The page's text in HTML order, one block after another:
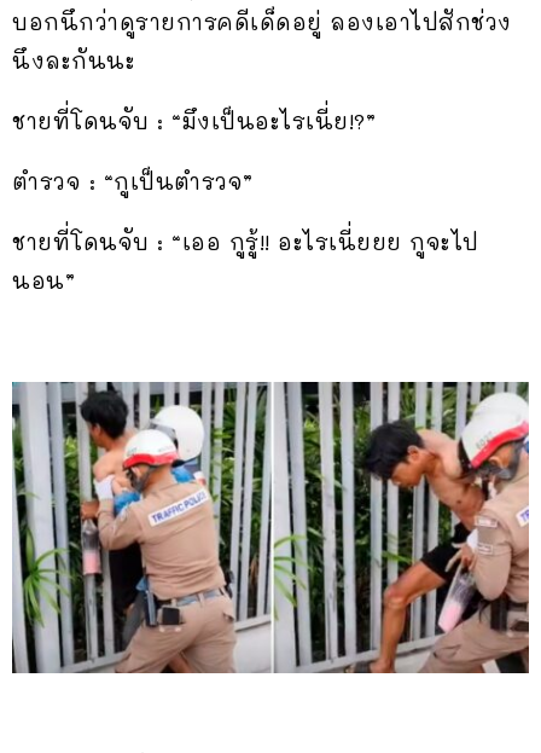
บอกนึกว่าดูรายการคดีเด็ดอยู่ ลองเอาไปสักช่วง
นึงละกันนะ
ชายที่โดนจับ : “มึงเป็นอะไรเนี่ย!?”
ตำรวจ : “กูเป็นตำรวจ”
ชายที่โดนจับ : “เออ กูรู้!! อะไรเนี่ยยย กูจะไป
นอน”